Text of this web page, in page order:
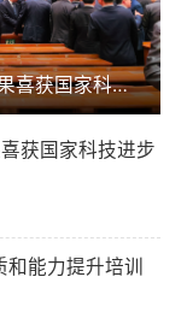
重磅！张立峰校长主持完成的科研成果喜获国家科技进步二等奖
获国家科技进步
能力提升培训